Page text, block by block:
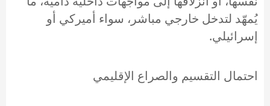
يُمهّد لتدخل خارجي مباشر، سواء أميركي أو
إسرائيلي.
احتمال التقسيم والصراع الإقليمي